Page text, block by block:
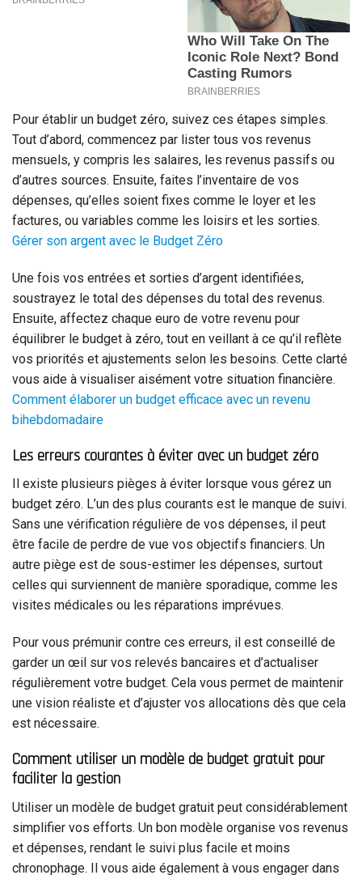
Pour établir un budget zéro, suivez ces étapes simples.
Tout d’abord, commencez par lister tous vos revenus
mensuels, y compris les salaires, les revenus passifs ou
d’autres sources. Ensuite, faites l’inventaire de vos
dépenses, qu’elles soient fixes comme le loyer et les
factures, ou variables comme les loisirs et les sorties.
Gérer son argent avec le Budget Zéro
Une fois vos entrées et sorties d’argent identifiées,
soustrayez le total des dépenses du total des revenus.
Ensuite, affectez chaque euro de votre revenu pour
équilibrer le budget à zéro, tout en veillant à ce qu’il reflète
vos priorités et ajustements selon les besoins. Cette clarté
vous aide à visualiser aisément votre situation financière.
Comment élaborer un budget efficace avec un revenu
bihebdomadaire
Les erreurs courantes à éviter avec un budget zéro
Il existe plusieurs pièges à éviter lorsque vous gérez un
budget zéro. L’un des plus courants est le manque de suivi.
Sans une vérification régulière de vos dépenses, il peut
être facile de perdre de vue vos objectifs financiers. Un
autre piège est de sous-estimer les dépenses, surtout
celles qui surviennent de manière sporadique, comme les
visites médicales ou les réparations imprévues.
Pour vous prémunir contre ces erreurs, il est conseillé de
garder un œil sur vos relevés bancaires et d’actualiser
régulièrement votre budget. Cela vous permet de maintenir
une vision réaliste et d’ajuster vos allocations dès que cela
est nécessaire.
Comment utiliser un modèle de budget gratuit pour
faciliter la gestion
Utiliser un modèle de budget gratuit peut considérablement
simplifier vos efforts. Un bon modèle organise vos revenus
et dépenses, rendant le suivi plus facile et moins
chronophage. Il vous aide également à vous engager dans